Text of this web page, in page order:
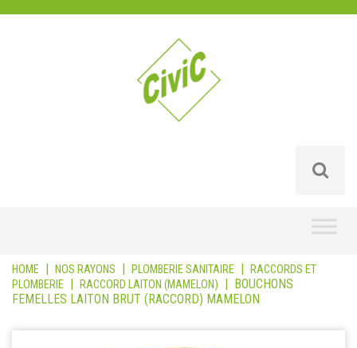
HOME | NOS RAYONS | PLOMBERIE SANITAIRE | RACCORDS ET
PLOMBERIE | RACCORD LAITON (MAMELON) | BOUCHONS
FEMELLES LAITON BRUT (RACCORD) MAMELON